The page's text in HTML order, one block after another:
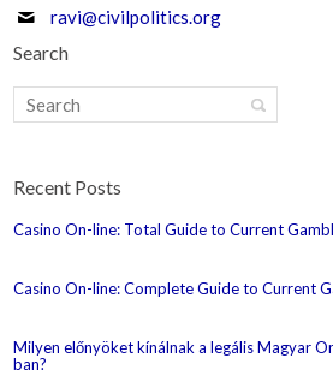
ravi@civilpolitics.org
Search
Recent Posts
Casino On-line: Total Guide to Current
Casino On-line: Complete Guide to Current
Milyen előnyöket kínálnak a legális Magyar
ban?